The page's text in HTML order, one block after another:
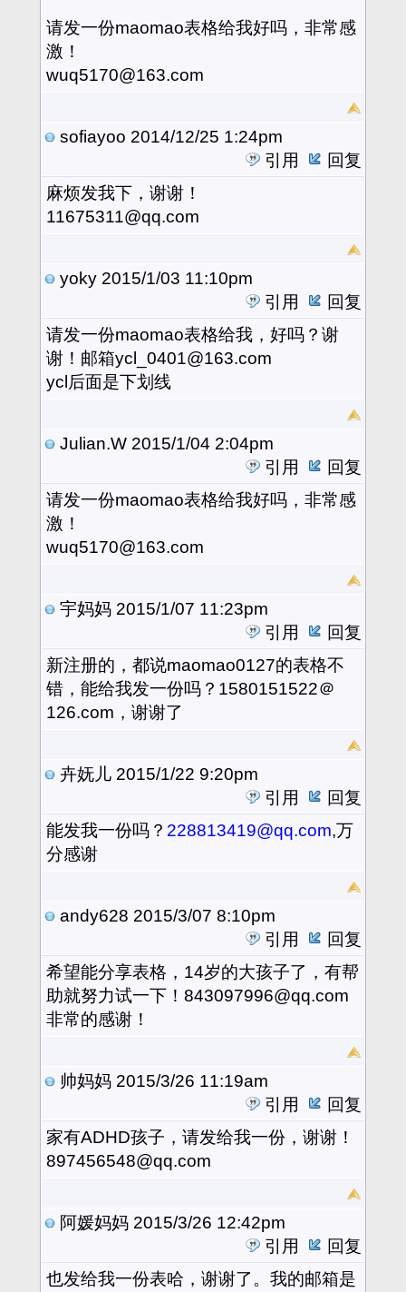
请发一份maomao表格给我好吗，非常感
激！
wuq5170@163.com
sofiayoo 2014/12/25 1:24pm
引用
回复
麻烦发我下，谢谢！
11675311@qq.com
yoky 2015/1/03 11:10pm
引用
回复
请发一份maomao表格给我，好吗？谢
谢！邮箱ycl_0401@163.com
ycl后面是下划线
Julian.W 2015/1/04 2:04pm
引用
回复
请发一份maomao表格给我好吗，非常感
激！
wuq5170@163.com
宇妈妈 2015/1/07 11:23pm
引用
回复
新注册的，都说maomao0127的表格不
错，能给我发一份吗？1580151522＠
126.com，谢谢了
卉妩儿 2015/1/22 9:20pm
引用
回复
能发我一份吗？ 228813419@qq.com,万
分感谢
andy628 2015/3/07 8:10pm
引用
回复
希望能分享表格，14岁的大孩子了，有帮
助就努力试一下！843097996@qq.com
非常的感谢！
帅妈妈 2015/3/26 11:19am
引用
回复
家有ADHD孩子，请发给我一份，谢谢！
897456548@qq.com
阿媛妈妈 2015/3/26 12:42pm
引用
回复
也发给我一份表哈，谢谢了。我的邮箱是